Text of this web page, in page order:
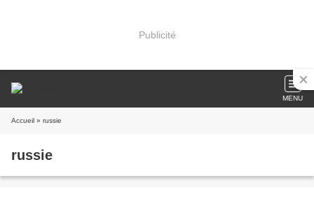
Publicité
MENU
Accueil » russie
russie